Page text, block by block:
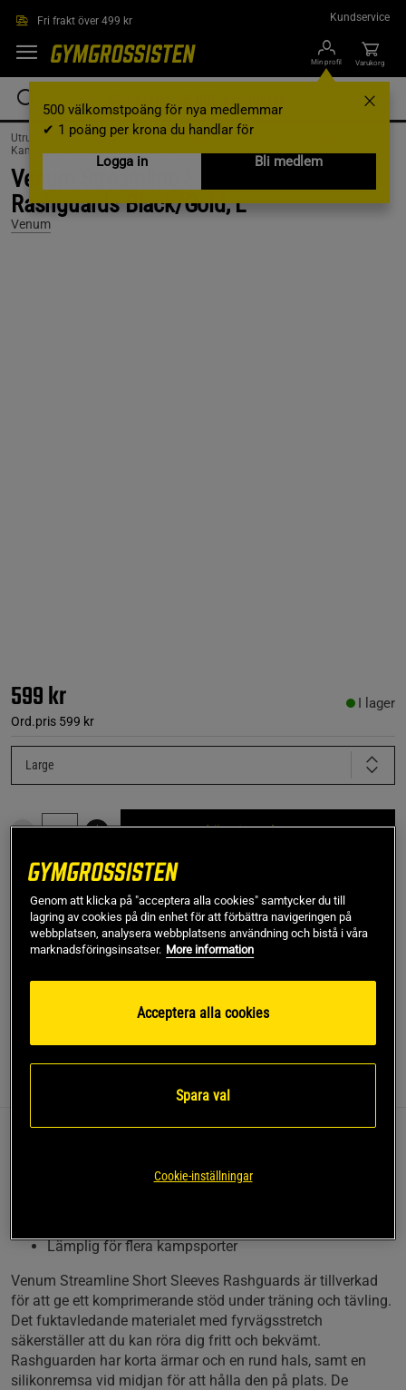
Fri frakt över 499 kr Kundservice
Min profil
500 välkomstpoäng för nya medlemmar
✔ 1 poäng per krona du handlar för
Logga in
Bli medlem
Varukorg
Utrustning & Tillbehör / Kampsportsutrustning / Kampsportskläder /
Kampsportskläder Män /T-shirts
Venum Streamline Short Sleeves
Rashguards Black/Gold, L
Venum
599 kr
Ord.pris 599 kr
I lager
Large
Lägg i varukorgen
SKU #VENUM-06296-126R | EAN3611442171097
Streamline Short Sleeves Rashguards.
Recensioner Näring & Ingredienser
skydd under kampsporter och cross training.
Lämplig för flera kampsporter
Venum Streamline Short Sleeves Rashguards är tillverkad
för att ge ett komprimerande stöd under träning och tävling.
Det fuktavledande materialet med fyrvägsstretch
säkerställer att du kan röra dig fritt och bekvämt.
Rashguarden har korta ärmar och en rund hals, samt en
silikonremsa vid midjan för att hålla den på plats. De
Genom att klicka på "acceptera alla cookies" samtycker du till
lagring av cookies på din enhet för att förbättra navigeringen på
webbplatsen, analysera webbplatsens användning och bistå i våra
marknadsföringsinsatser. More information
Acceptera alla cookies
Spara val
Cookie-inställningar